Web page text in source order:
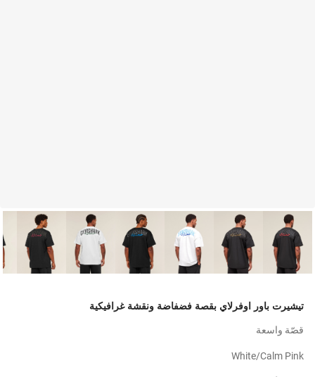
تيشيرت باور اوفرلاي بقصة فضفاضة ونقشة غرافيكية
قصّة واسعة
White/calm Pink